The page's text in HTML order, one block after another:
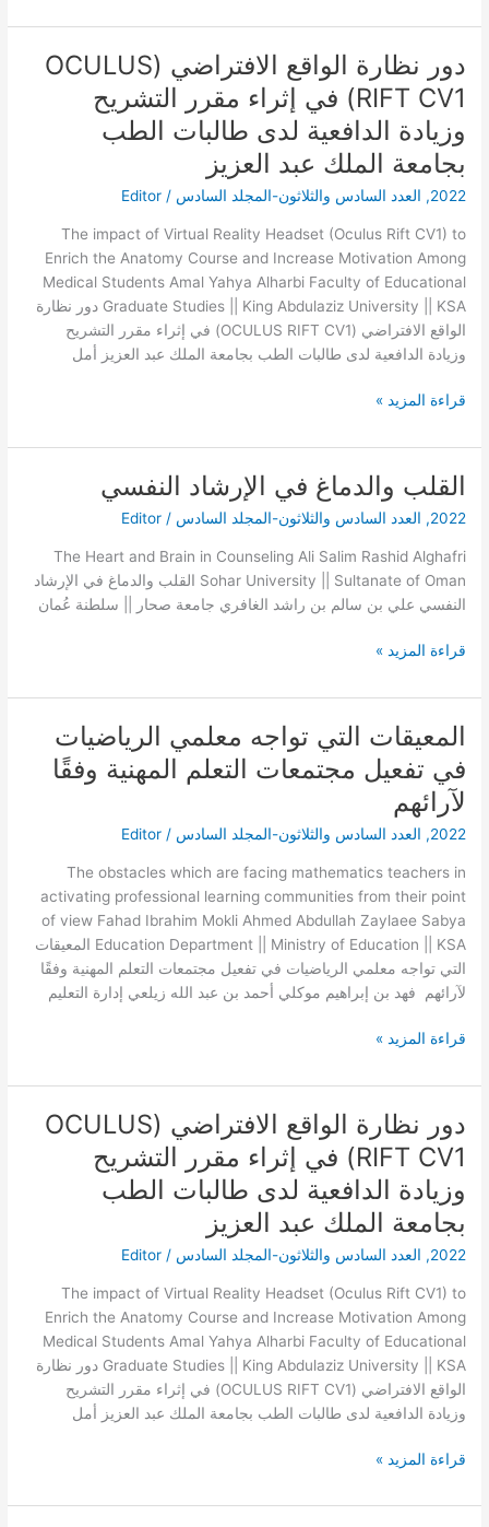
دور نظارة الواقع الافتراضي (OCULUS
RIFT CV1) في إثراء مقرر التشريح
وزيادة الدافعية لدى طالبات الطب
بجامعة الملك عبد العزيز
2022
, العدد السادس والثلاثون-المجلد السادس /
Editor
The impact of Virtual Reality Headset (Oculus Rift CV1) to
Enrich the Anatomy Course and Increase Motivation Among
Medical Students Amal Yahya Alharbi Faculty of Educational
Graduate Studies || King Abdulaziz University || KSA دور نظارة
الواقع الافتراضي (OCULUS RIFT CV1) في إثراء مقرر التشريح
وزيادة الدافعية لدى طالبات الطب بجامعة الملك عبد العزيز أمل
دور
نظارة
الواقع
الافتراضي
(OCULUS
RIFT
CV1)
في
إثراء
مقرر
التشريح
وزيادة
الدافعية
طالبات
بجامعة
عبد
العزيز
قراءة المزيد »
القلب والدماغ في الإرشاد النفسي
2022
, العدد السادس والثلاثون-المجلد السادس /
Editor
The Heart and Brain in Counseling Ali Salim Rashid Alghafri
Sohar University || Sultanate of Oman القلب والدماغ في الإرشاد
النفسي علي بن سالم بن راشد الغافري جامعة صحار || سلطنة عُمان
القلب
في
الإرشاد
النفسي
قراءة المزيد »
المعيقات التي تواجه معلمي الرياضيات
في تفعيل مجتمعات التعلم المهنية وفقًا
لآرائهم
2022
, العدد السادس والثلاثون-المجلد السادس /
Editor
The obstacles which are facing mathematics teachers in
activating professional learning communities from their point
of view Fahad Ibrahim Mokli Ahmed Abdullah Zaylaee Sabya
Education Department || Ministry of Education || KSA المعيقات
التي تواجه معلمي الرياضيات في تفعيل مجتمعات التعلم المهنية وفقًا
لآرائهم فهد بن إبراهيم موكلي أحمد بن عبد الله زيلعي إدارة التعليم
المعيقات
تواجه
معلمي
الرياضيات
تفعيل
مجتمعات
التعلم
المهنية
وفقًا
لآرائهم
قراءة المزيد »
دور نظارة الواقع الافتراضي (OCULUS
RIFT CV1) في إثراء مقرر التشريح
وزيادة الدافعية لدى طالبات الطب
بجامعة الملك عبد العزيز
2022
, العدد السادس والثلاثون-المجلد السادس /
Editor
The impact of Virtual Reality Headset (Oculus Rift CV1) to
Enrich the Anatomy Course and Increase Motivation Among
Medical Students Amal Yahya Alharbi Faculty of Educational
Graduate Studies || King Abdulaziz University || KSA دور نظارة
الواقع الافتراضي (OCULUS RIFT CV1) في إثراء مقرر التشريح
وزيادة الدافعية لدى طالبات الطب بجامعة الملك عبد العزيز أمل
دور
نظارة
الواقع
الافتراضي
(OCULUS
RIFT
CV1)
في
إثراء
مقرر
التشريح
وزيادة
الدافعية
طالبات
بجامعة
قراءة المزيد »